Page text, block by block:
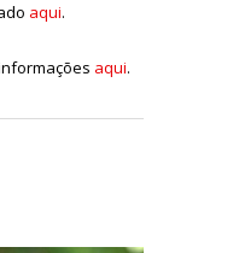
aqui.
aqui.